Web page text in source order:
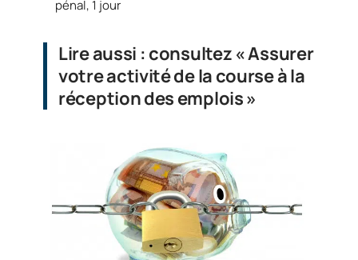
pénal, 1 jour
Lire aussi : consultez « Assurer
votre activité de la course à la
réception des emplois »